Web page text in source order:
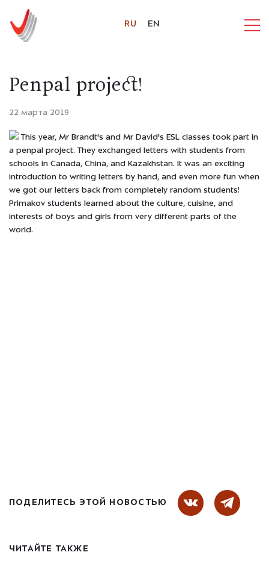
RU EN
Penpal project!
22 марта 2019
This year, Mr Brandt's and Mr David's ESL classes took part in
a penpal project. They exchanged letters with students from
schools in Canada, China, and Kazakhstan. It was an exciting
introduction to writing letters by hand, and even more fun when
we got our letters back from completely random students!
Primakov students learned about the culture, cuisine, and
interests of boys and girls from very different parts of the
world.
ПОДЕЛИТЕСЬ ЭТОЙ НОВОСТЬЮ
ЧИТАЙТЕ ТАКЖЕ